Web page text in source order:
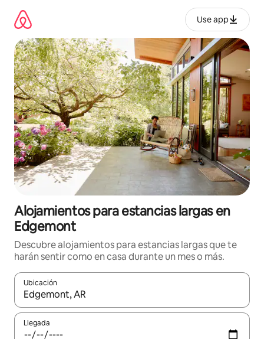
contenido
Use app
Alojamientos para estancias largas en
Edgemont
Descubre alojamientos para estancias largas que te
harán sentir como en casa durante un mes o más.
Ubicación
Cuando los resultados estén disponibles, podrás navegar
Llegada